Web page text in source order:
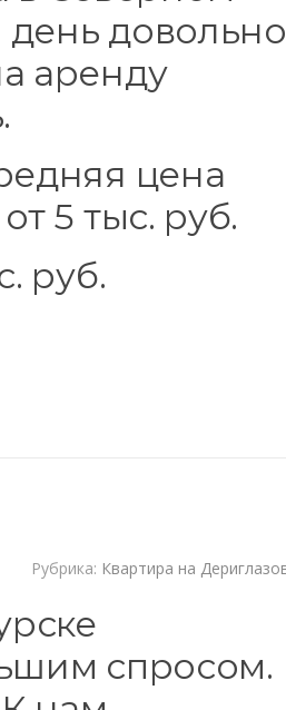
довольно
аренду
цена
5 тыс. руб.
руб.
Рубрика: Квартира на
спросом.